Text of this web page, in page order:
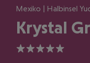
Mexiko | Halbinsel
Krystal
5